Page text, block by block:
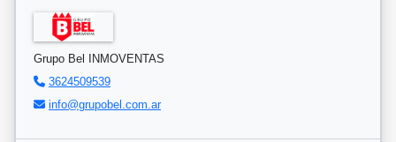
Grupo Bel INMOVENTAS
3624509539
info@grupobel.com.ar